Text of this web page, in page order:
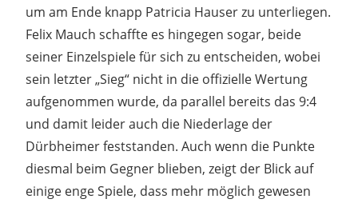
um am Ende knapp Patricia Hauser zu unterliegen.
Felix Mauch schaffte es hingegen sogar, beide
seiner Einzelspiele für sich zu entscheiden, wobei
sein letzter „Sieg“ nicht in die offizielle Wertung
aufgenommen wurde, da parallel bereits das 9:4
und damit leider auch die Niederlage der
Dürbheimer feststanden. Auch wenn die Punkte
diesmal beim Gegner blieben, zeigt der Blick auf
einige enge Spiele, dass mehr möglich gewesen